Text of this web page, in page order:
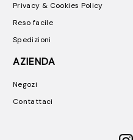
Privacy & Cookies Policy
Reso facile
Spedizioni
AZIENDA
Negozi
Contattaci